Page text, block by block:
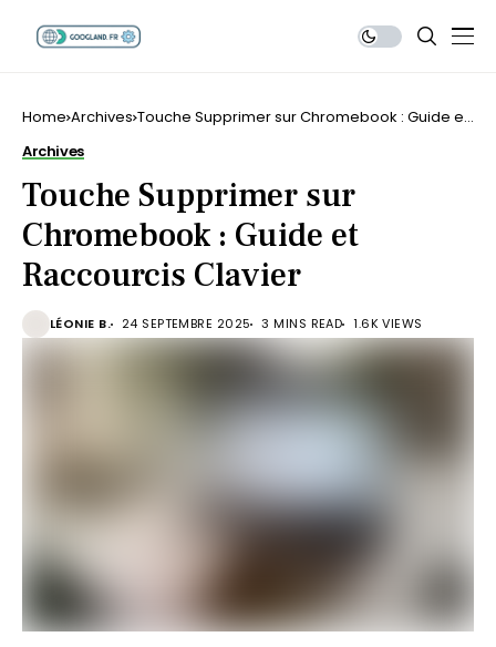
Home Archives Touche Supprimer sur Chromebook : Guide et
Archives
Touche Supprimer sur
Chromebook : Guide et
Raccourcis Clavier
LÉONIE B. 24 SEPTEMBRE 2025 3 MINS READ 1.6K VIEWS